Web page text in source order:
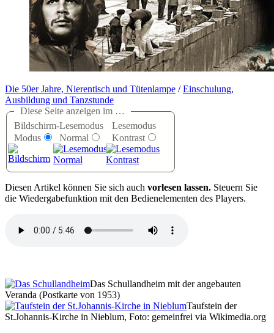
Die 50er Jahre, Nierentisch und Tütenlampe /Einschulung,
Ausbildung und Tanzstunde
Diese Seite anzeigen im …
Bildschirm-
Modus
Lesemodus
Normal
Lesemodus
Kontrast
Diesen Artikel können Sie sich auch vorlesen lassen. Steuern Sie
die Wiedergabefunktion mit den Bedienelementen des Players.
Das Schullandheim mit der angebauten
Veranda (Postkarte von 1953)
Taufstein der
St.Johannis-Kirche in Nieblum, Foto: gemeinfrei via Wikimedia.org